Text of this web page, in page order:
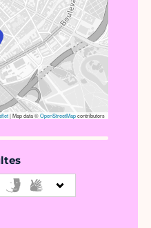
|Map data ©OpenStreetMapcontributors